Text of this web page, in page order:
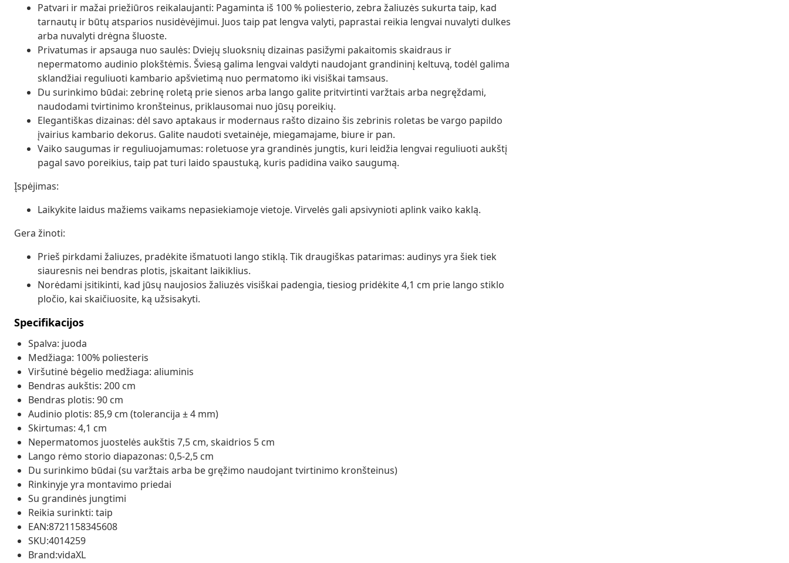
Patvari ir mažai priežiūros reikalaujanti: Pagaminta iš 100 % poliesterio, zebra žaliuzės sukurta taip, kad
tarnautų ir būtų atsparios nusidėvėjimui. Juos taip pat lengva valyti, paprastai reikia lengvai nuvalyti dulkes
arba nuvalyti drėgna šluoste.
Privatumas ir apsauga nuo saulės: Dviejų sluoksnių dizainas pasižymi pakaitomis skaidraus ir
nepermatomo audinio plokštėmis. Šviesą galima lengvai valdyti naudojant grandininį keltuvą, todėl galima
sklandžiai reguliuoti kambario apšvietimą nuo permatomo iki visiškai tamsaus.
Du surinkimo būdai: zebrinę roletą prie sienos arba lango galite pritvirtinti varžtais arba negręždami,
naudodami tvirtinimo kronšteinus, priklausomai nuo jūsų poreikių.
Elegantiškas dizainas: dėl savo aptakaus ir modernaus rašto dizaino šis zebrinis roletas be vargo papildo
įvairius kambario dekorus. Galite naudoti svetainėje, miegamajame, biure ir pan.
Vaiko saugumas ir reguliuojamumas: roletuose yra grandinės jungtis, kuri leidžia lengvai reguliuoti aukštį
pagal savo poreikius, taip pat turi laido spaustuką, kuris padidina vaiko saugumą.
Įspėjimas:
Laikykite laidus mažiems vaikams nepasiekiamoje vietoje. Virvelės gali apsivynioti aplink vaiko kaklą.
Gera žinoti:
Prieš pirkdami žaliuzes, pradėkite išmatuoti lango stiklą. Tik draugiškas patarimas: audinys yra šiek tiek
siauresnis nei bendras plotis, įskaitant laikiklius.
Norėdami įsitikinti, kad jūsų naujosios žaliuzės visiškai padengia, tiesiog pridėkite 4,1 cm prie lango stiklo
pločio, kai skaičiuosite, ką užsisakyti.
Specifikacijos
Spalva: juoda
Medžiaga: 100% poliesteris
Viršutinė bėgelio medžiaga: aliuminis
Bendras aukštis: 200 cm
Bendras plotis: 90 cm
Audinio plotis: 85,9 cm (tolerancija ± 4 mm)
Skirtumas: 4,1 cm
Nepermatomos juostelės aukštis 7,5 cm, skaidrios 5 cm
Lango rėmo storio diapazonas: 0,5-2,5 cm
Du surinkimo būdai (su varžtais arba be gręžimo naudojant tvirtinimo kronšteinus)
Rinkinyje yra montavimo priedai
Su grandinės jungtimi
Reikia surinkti: taip
EAN:8721158345608
SKU:4014259
Brand:vidaXL